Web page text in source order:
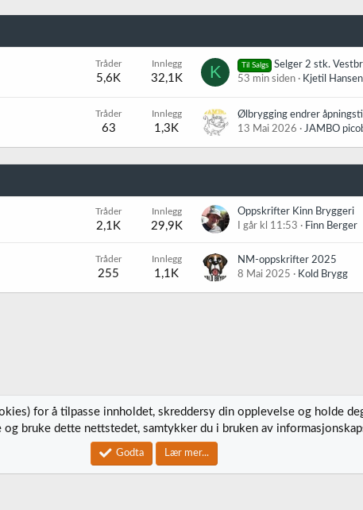
Tråder
5,6K
Innlegg
32,1K K Til Salgs
Selger 2 stk. Vestbrygg Mild
53 min siden
Kjetil Hansen
Tråder
63
Innlegg
1,3K
13 Mai 2026
JAMBO
Tråder
2,1K
Innlegg
29,9K
Oppskrifter Kinn Bryggeri
I går kl 11:53
Finn Berger
Tråder
255
Innlegg
1,1K
NM-oppskrifter 2025
8 Mai 2025
Kold Brygg
Kontakt oss
Community platform by XenForo ®
for å tilpasse innholdet, skreddersy din opplevelse og holde
og bruke dette nettstedet, samtykker du i bruken av
Godta Lær mer...